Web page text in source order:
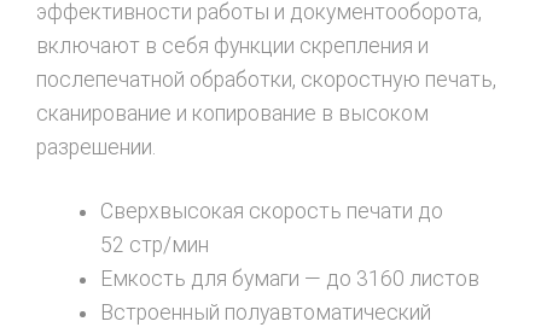
эффективности работы и документооборота,
включают в себя функции скрепления и
послепечатной обработки, скоростную печать,
сканирование и копирование в высоком
разрешении.
Сверхвысокая скорость печати до
52 стр/мин
Емкость для бумаги — до 3160 листов
Встроенный полуавтоматический